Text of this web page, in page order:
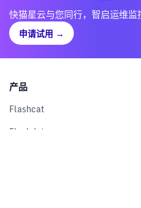
快猫星云与您同行，智启运维监
申请试用 →
产品
Flashcat
Flashduty